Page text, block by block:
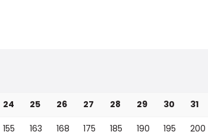
24 25 26 27 28 29 30 31
155 163 168 175 185 190 195 200